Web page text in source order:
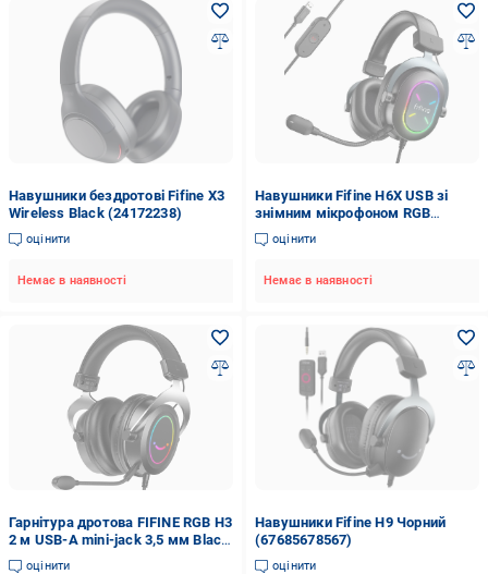
Навушники бездротові Fifine X3
Wireless Black (24172238)
оцінити
Немає в наявності
Навушники Fifine H6X USB зі
знімним мікрофоном RGB
підсвічуванням (12298339)
оцінити
Немає в наявності
Гарнітура дротова FIFINE RGB H3
2 м USB-A mini-jack 3,5 мм Black
(26074898)
оцінити
Навушники Fifine H9 Чорний
(67685678567)
оцінити